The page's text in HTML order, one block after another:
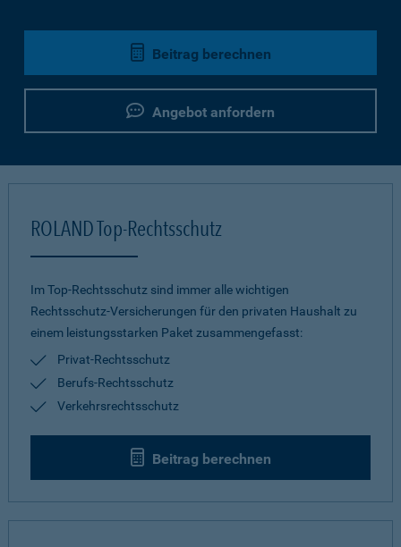
Beitrag berechnen
Angebot anfordern
ROLAND Top-Rechtsschutz
Im Top-Rechtsschutz sind immer alle wichtigen
Rechtsschutz-Versicherungen für den privaten Haushalt zu
einem leistungsstarken Paket zusammengefasst:
Privat-Rechtsschutz
Berufs-Rechtsschutz
Verkehrsrechtsschutz
Beitrag berechnen